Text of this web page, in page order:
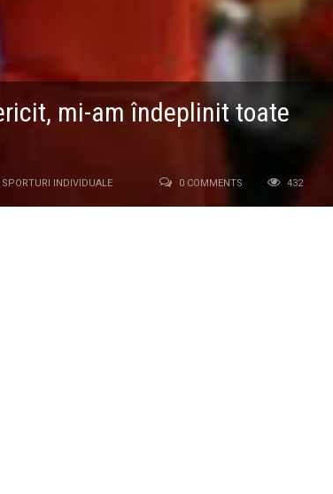
mi-am îndeplinit toate
SPORTURI INDIVIDUALE 0 COMMENTS 432